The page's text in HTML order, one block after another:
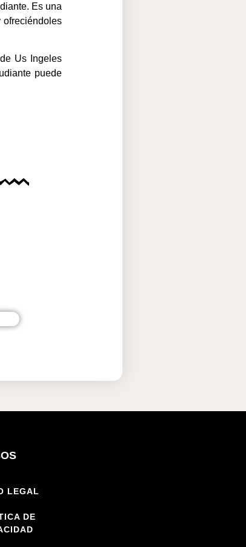
Es una
ofreciéndoles
Us Ingeles
puede
LEGAL
DE